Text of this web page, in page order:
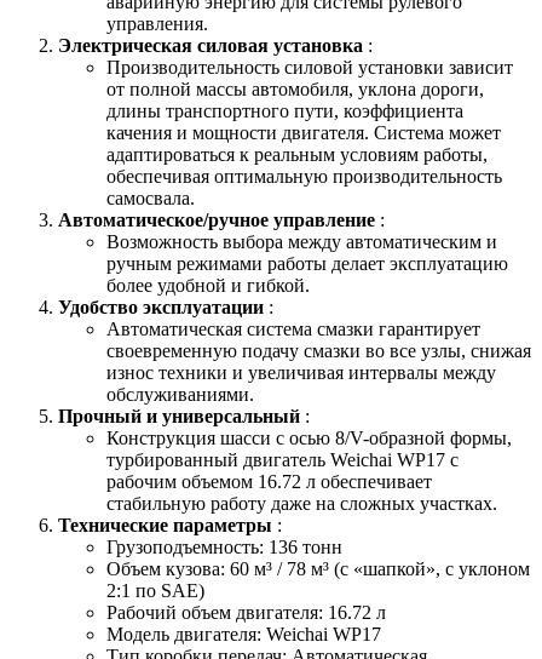
управления.
Электрическая силовая установка :
Производительность силовой установки зависит
от полной массы автомобиля, уклона дороги,
длины транспортного пути, коэффициента
качения и мощности двигателя. Система может
адаптироваться к реальным условиям работы,
обеспечивая оптимальную производительность
самосвала.
Автоматическое/ручное управление :
Возможность выбора между автоматическим и
ручным режимами работы делает эксплуатацию
более удобной и гибкой.
Удобство эксплуатации :
Автоматическая система смазки гарантирует
своевременную подачу смазки во все узлы, снижая
износ техники и увеличивая интервалы между
обслуживаниями.
Прочный и универсальный :
Конструкция шасси с осью 8/V-образной формы,
турбированный двигатель Weichai WP17 с
рабочим объемом 16.72 л обеспечивает
стабильную работу даже на сложных участках.
Технические параметры :
Грузоподъемность: 136 тонн
Объем кузова: 60 м³ / 78 м³ (c «шапкой», с уклоном
2:1 по SAE)
Рабочий объем двигателя: 16.72 л
Модель двигателя: Weichai WP17